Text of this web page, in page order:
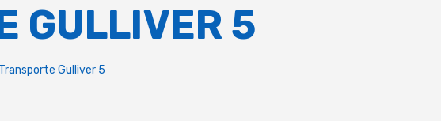
GULLIVER 5
Gulliver 5